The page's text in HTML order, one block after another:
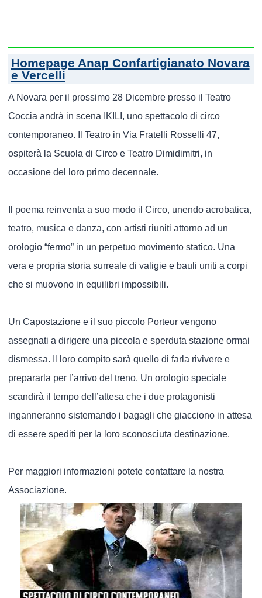
Homepage Anap Confartigianato Novara
e Vercelli
A Novara per il prossimo 28 Dicembre presso il Teatro
Coccia andrà in scena IKILI, uno spettacolo di circo
contemporaneo. Il Teatro in Via Fratelli Rosselli 47,
ospiterà la Scuola di Circo e Teatro Dimidimitri, in
occasione del loro primo decennale.
Il poema reinventa a suo modo il Circo, unendo acrobatica,
teatro, musica e danza, con artisti riuniti attorno ad un
orologio “fermo” in un perpetuo movimento statico. Una
vera e propria storia surreale di valigie e bauli uniti a corpi
che si muovono in equilibri impossibili.
Un Capostazione e il suo piccolo Porteur vengono
assegnati a dirigere una piccola e sperduta stazione ormai
dismessa. Il loro compito sarà quello di farla rivivere e
prepararla per l’arrivo del treno. Un orologio speciale
scandirà il tempo dell’attesa che i due protagonisti
inganneranno sistemando i bagagli che giacciono in attesa
di essere spediti per la loro sconosciuta destinazione.
Per maggiori informazioni potete contattare la nostra
Associazione.